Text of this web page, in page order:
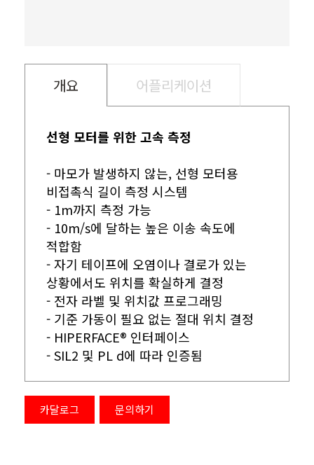
개요 어플리케이션
선형 모터를 위한 고속 측정
- 마모가 발생하지 않는, 선형 모터용
비접촉식 길이 측정 시스템
- 1m까지 측정 가능
- 10m/s에 달하는 높은 이송 속도에
적합함
- 자기 테이프에 오염이나 결로가 있는
상황에서도 위치를 확실하게 결정
- 전자 라벨 및 위치값 프로그래밍
- 기준 가동이 필요 없는 절대 위치 결정
- HIPERFACE® 인터페이스
- SIL2 및 PL d에 따라 인증됨
카달로그 문의하기